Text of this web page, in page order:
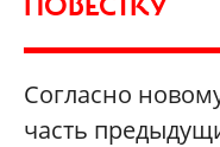
Согласно
часть